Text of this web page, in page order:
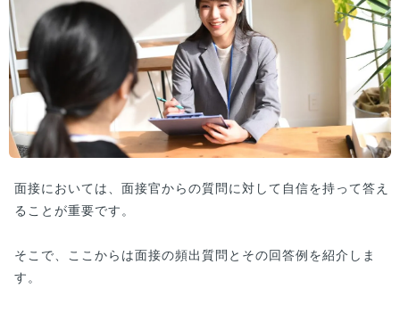
面接においては、面接官からの質問に対して自信を持って答え
ることが重要です。
そこで、ここからは面接の頻出質問とその回答例を紹介しま
す。